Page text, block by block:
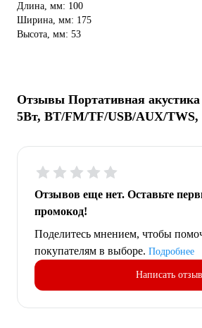
Длина, мм: 100
Ширина, мм: 175
Высота, мм: 53
Отзывы Портативная
5Вт, BT/FM/TF/USB/AUX/TWS,
Отзывов еще нет. Оставьте
промокод!
Поделитесь мнением, чтобы
покупателям в выборе. Подробнее
Написать отзыв